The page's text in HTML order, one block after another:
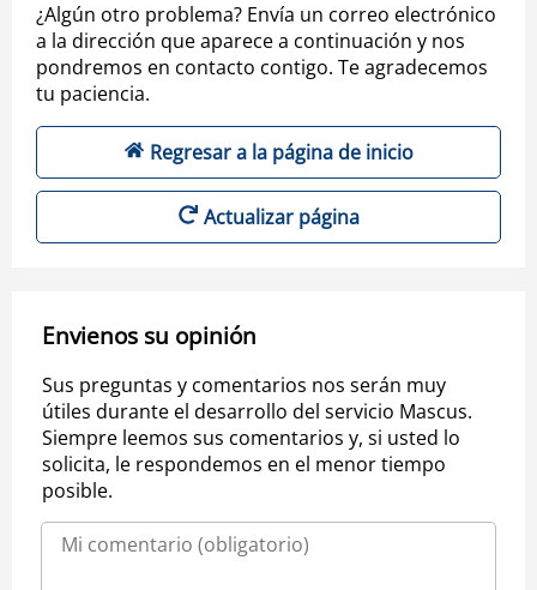
¿Algún otro problema? Envía un correo electrónico
a la dirección que aparece a continuación y nos
pondremos en contacto contigo. Te agradecemos
tu paciencia.
Regresar a la página de inicio
Actualizar página
Envienos su opinión
Sus preguntas y comentarios nos serán muy
útiles durante el desarrollo del servicio Mascus.
Siempre leemos sus comentarios y, si usted lo
solicita, le respondemos en el menor tiempo
posible.